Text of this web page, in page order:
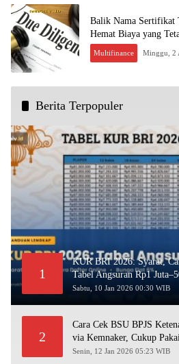
Balik Nama Sertifikat
Hemat Biaya yang
Multifinance
Berita Terpopuler
1
KUR BRI 2026: Syarat,
Tabel Angsuran Rp1
Sabtu, 10 Jan 2026 00:30 WIB
2
Cara Cek BSU BPJS
via Kemnaker, Cukup
Senin, 12 Jan 2026 05:23 WIB